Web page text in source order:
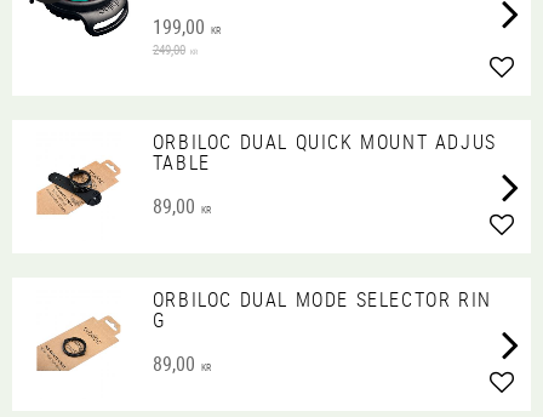
199,00 KR
249,00 KR
ORBILOC DUAL QUICK MOUNT ADJUS
TABLE
89,00 KR
ORBILOC DUAL MODE SELECTOR RIN
G
89,00 KR